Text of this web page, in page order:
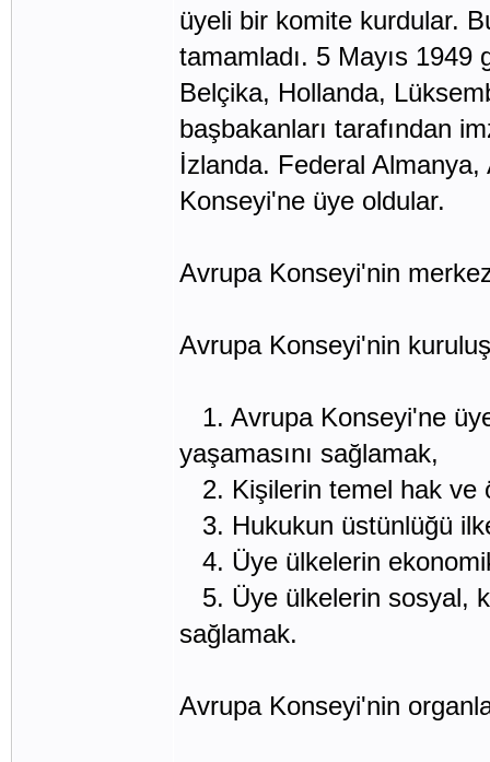
üyeli bir komite kurdular.
tamamladı. 5 Mayıs
Belçika, Hollanda,
başbakanları tarafından
İzlanda. Federal
Konseyi'ne üye oldular.
Avrupa Konseyi'nin
Avrupa Konseyi'nin
1. Avrupa Konseyi'ne
yaşamasını sağlamak,
2. Kişilerin temel hak ve
3. Hukukun üstünlüğü
4. Üye ülkelerin
5. Üye ülkelerin sosyal,
sağlamak.
Avrupa Konseyi'nin